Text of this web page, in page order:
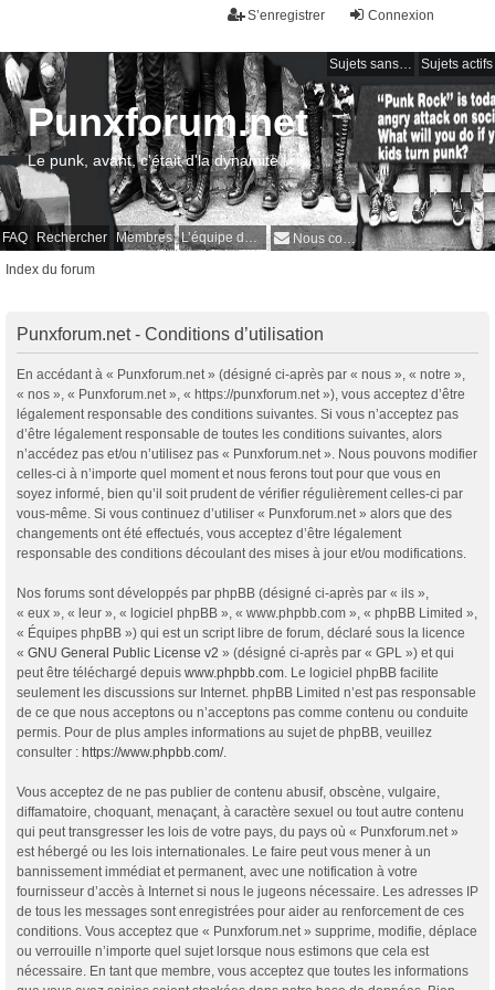
Connexion
S’enregistrer
Sujets sans réponse Sujets actifs
FAQ Rechercher Membres L’équipe du forum Nous contacter
Punxforum.net
Le punk, avant, c'était d'la dynamite !
Index du forum
Punxforum.net - Conditions d’utilisation
En accédant à « Punxforum.net » (désigné ci-après par « nous », « notre »,
« nos », « Punxforum.net », « https://punxforum.net »), vous acceptez d’être
légalement responsable des conditions suivantes. Si vous n’acceptez pas
d’être légalement responsable de toutes les conditions suivantes, alors
n’accédez pas et/ou n’utilisez pas « Punxforum.net ». Nous pouvons modifier
celles-ci à n’importe quel moment et nous ferons tout pour que vous en
soyez informé, bien qu’il soit prudent de vérifier régulièrement celles-ci par
vous-même. Si vous continuez d’utiliser « Punxforum.net » alors que des
changements ont été effectués, vous acceptez d’être légalement
responsable des conditions découlant des mises à jour et/ou modifications.
Nos forums sont développés par phpBB (désigné ci-après par « ils »,
« eux », « leur », « logiciel phpBB », « www.phpbb.com », « phpBB Limited »,
« Équipes phpBB ») qui est un script libre de forum, déclaré sous la licence
« GNU General Public License v2 » (désigné ci-après par « GPL ») et qui
peut être téléchargé depuis www.phpbb.com. Le logiciel phpBB facilite
seulement les discussions sur Internet. phpBB Limited n’est pas responsable
de ce que nous acceptons ou n’acceptons pas comme contenu ou conduite
permis. Pour de plus amples informations au sujet de phpBB, veuillez
consulter : https://www.phpbb.com/.
Vous acceptez de ne pas publier de contenu abusif, obscène, vulgaire,
diffamatoire, choquant, menaçant, à caractère sexuel ou tout autre contenu
qui peut transgresser les lois de votre pays, du pays où « Punxforum.net »
est hébergé ou les lois internationales. Le faire peut vous mener à un
bannissement immédiat et permanent, avec une notification à votre
fournisseur d’accès à Internet si nous le jugeons nécessaire. Les adresses IP
de tous les messages sont enregistrées pour aider au renforcement de ces
conditions. Vous acceptez que « Punxforum.net » supprime, modifie, déplace
ou verrouille n’importe quel sujet lorsque nous estimons que cela est
nécessaire. En tant que membre, vous acceptez que toutes les informations